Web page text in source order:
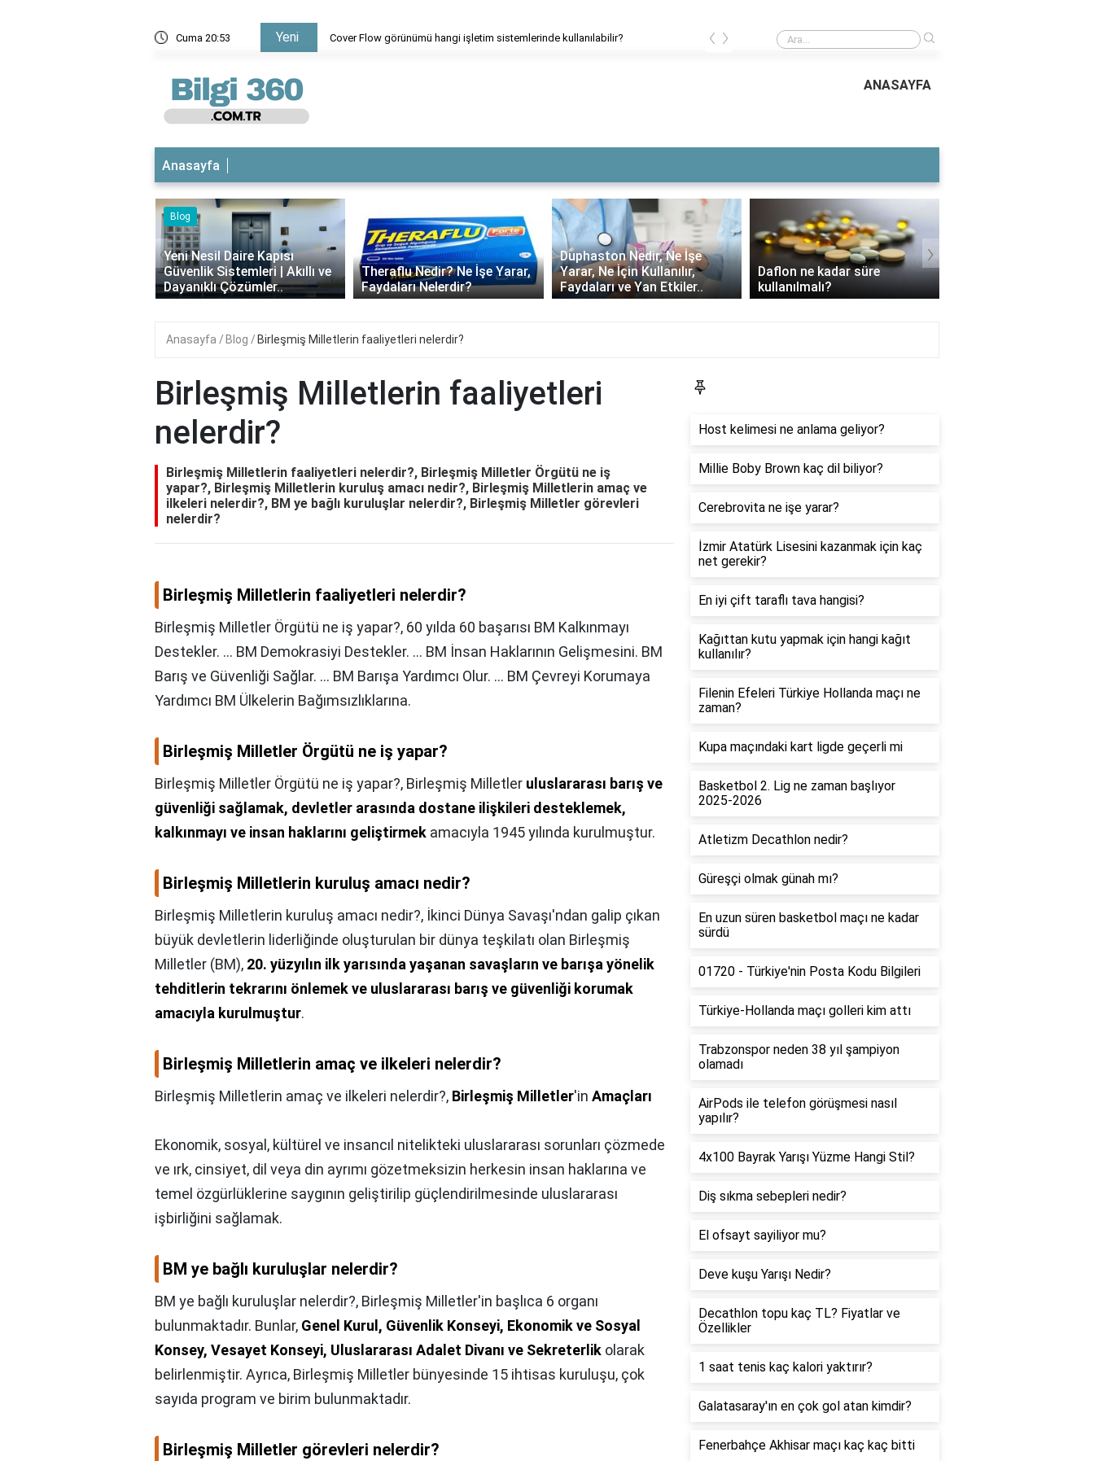
Cuma 20:53 Yeni
Flow görünümü hangi işletim sistemlerinde kullanılabilir? Caretta caretta yavrularının yüzde kaçı denize ulaşabiliyor? Caretta caretta yavrularının yüzde kaçı denize ulaşabiliyor?
‹ ›
ANASAYFA
Anasayfa
Blog
Yeni Nesil Daire Kapısı
Güvenlik Sistemleri | Akıllı ve
Dayanıklı Çözümler..
Theraflu Nedir? Ne İşe Yarar,
Faydaları Nelerdir?
Duphaston Nedir, Ne İşe
Yarar, Ne İçin Kullanılır,
Faydaları ve Yan Etkiler..
Daflon ne kadar süre
kullanılmalı?
‹ ›
Anasayfa Blog Birleşmiş Milletlerin faaliyetleri nelerdir?
Birleşmiş Milletlerin faaliyetleri
nelerdir?
Birleşmiş Milletlerin faaliyetleri nelerdir?, Birleşmiş Milletler Örgütü ne iş
yapar?, Birleşmiş Milletlerin kuruluş amacı nedir?, Birleşmiş Milletlerin amaç ve
ilkeleri nelerdir?, BM ye bağlı kuruluşlar nelerdir?, Birleşmiş Milletler görevleri
nelerdir?
Birleşmiş Milletlerin faaliyetleri nelerdir?
Birleşmiş Milletler Örgütü ne iş yapar?, 60 yılda 60 başarısı BM Kalkınmayı
Destekler. ... BM Demokrasiyi Destekler. ... BM İnsan Haklarının Gelişmesini. BM
Barış ve Güvenliği Sağlar. ... BM Barışa Yardımcı Olur. ... BM Çevreyi Korumaya
Yardımcı BM Ülkelerin Bağımsızlıklarına.
Birleşmiş Milletler Örgütü ne iş yapar?
Birleşmiş Milletler Örgütü ne iş yapar?, Birleşmiş Milletler uluslararası barış ve
güvenliği sağlamak, devletler arasında dostane ilişkileri desteklemek,
kalkınmayı ve insan haklarını geliştirmek amacıyla 1945 yılında kurulmuştur.
Birleşmiş Milletlerin kuruluş amacı nedir?
Birleşmiş Milletlerin kuruluş amacı nedir?, İkinci Dünya Savaşı'ndan galip çıkan
büyük devletlerin liderliğinde oluşturulan bir dünya teşkilatı olan Birleşmiş
Milletler (BM), 20. yüzyılın ilk yarısında yaşanan savaşların ve barışa yönelik
tehditlerin tekrarını önlemek ve uluslararası barış ve güvenliği korumak
amacıyla kurulmuştur.
Birleşmiş Milletlerin amaç ve ilkeleri nelerdir?
Birleşmiş Milletlerin amaç ve ilkeleri nelerdir?, Birleşmiş Milletler'in Amaçları
Ekonomik, sosyal, kültürel ve insancıl nitelikteki uluslararası sorunları çözmede
ve ırk, cinsiyet, dil veya din ayrımı gözetmeksizin herkesin insan haklarına ve
temel özgürlüklerine saygının geliştirilip güçlendirilmesinde uluslararası
işbirliğini sağlamak.
BM ye bağlı kuruluşlar nelerdir?
BM ye bağlı kuruluşlar nelerdir?, Birleşmiş Milletler'in başlıca 6 organı
bulunmaktadır. Bunlar, Genel Kurul, Güvenlik Konseyi, Ekonomik ve Sosyal
Konsey, Vesayet Konseyi, Uluslararası Adalet Divanı ve Sekreterlik olarak
belirlenmiştir. Ayrıca, Birleşmiş Milletler bünyesinde 15 ihtisas kuruluşu, çok
sayıda program ve birim bulunmaktadır.
Birleşmiş Milletler görevleri nelerdir?
Host kelimesi ne anlama geliyor?
Millie Boby Brown kaç dil biliyor?
Cerebrovita ne işe yarar?
İzmir Atatürk Lisesini kazanmak için kaç
net gerekir?
En iyi çift taraflı tava hangisi?
Kağıttan kutu yapmak için hangi kağıt
kullanılır?
Filenin Efeleri Türkiye Hollanda maçı ne
zaman?
Kupa maçındaki kart ligde geçerli mi
Basketbol 2. Lig ne zaman başlıyor
2025-2026
Atletizm Decathlon nedir?
Güreşçi olmak günah mı?
En uzun süren basketbol maçı ne kadar
sürdü
01720 - Türkiye'nin Posta Kodu Bilgileri
Türkiye-Hollanda maçı golleri kim attı
Trabzonspor neden 38 yıl şampiyon
olamadı
AirPods ile telefon görüşmesi nasıl
yapılır?
4x100 Bayrak Yarışı Yüzme Hangi Stil?
Diş sıkma sebepleri nedir?
El ofsayt sayiliyor mu?
Deve kuşu Yarışı Nedir?
Decathlon topu kaç TL? Fiyatlar ve
Özellikler
1 saat tenis kaç kalori yaktırır?
Galatasaray'ın en çok gol atan kimdir?
Fenerbahçe Akhisar maçı kaç kaç bitti